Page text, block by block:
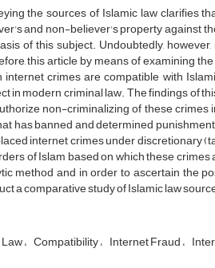
the sources of Islamic law clarifies
and non-believer's property against
of this subject. Undoubtedly,
this article by means of examining
internet crimes are compatible with
in modern criminal law. The findings of
non-criminalizing of these
has banned and determined
internet crimes under discretionary
of Islam based on which these
method and in order to ascertain the
a comparative study of Islamic law
Compatibility Internet Fraud